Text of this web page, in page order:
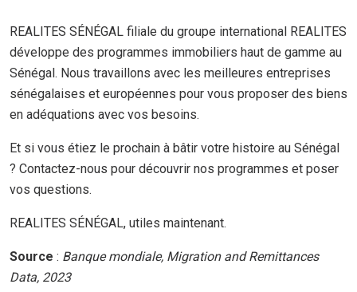
REALITES SÉNÉGAL filiale du groupe international REALITES
développe des programmes immobiliers haut de gamme au
Sénégal. Nous travaillons avec les meilleures entreprises
sénégalaises et européennes pour vous proposer des biens
en adéquations avec vos besoins.
Et si vous étiez le prochain à bâtir votre histoire au Sénégal
? Contactez-nous pour découvrir nos programmes et poser
vos questions.
REALITES SÉNÉGAL, utiles maintenant.
Source : Banque mondiale, Migration and Remittances
Data, 2023